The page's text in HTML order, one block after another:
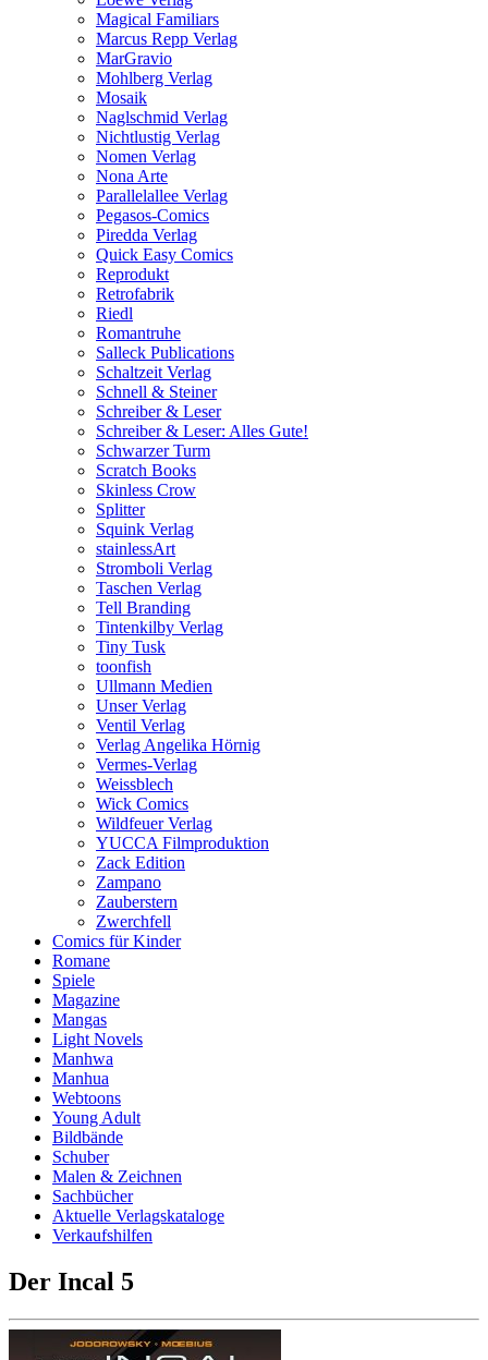
Magical Familiars
Marcus Repp Verlag
MarGravio
Mohlberg Verlag
Mosaik
Naglschmid Verlag
Nichtlustig Verlag
Nomen Verlag
Nona Arte
Parallelallee Verlag
Pegasos-Comics
Piredda Verlag
Quick Easy Comics
Reprodukt
Retrofabrik
Riedl
Romantruhe
Salleck Publications
Schaltzeit Verlag
Schnell & Steiner
Schreiber & Leser
Schreiber & Leser: Alles Gute!
Schwarzer Turm
Scratch Books
Skinless Crow
Splitter
Squink Verlag
stainlessArt
Stromboli Verlag
Taschen Verlag
Tell Branding
Tintenkilby Verlag
Tiny Tusk
toonfish
Ullmann Medien
Unser Verlag
Ventil Verlag
Verlag Angelika Hörnig
Vermes-Verlag
Weissblech
Wick Comics
Wildfeuer Verlag
YUCCA Filmproduktion
Zack Edition
Zampano
Zauberstern
Zwerchfell
Comics für Kinder
Romane
Spiele
Magazine
Mangas
Light Novels
Manhwa
Manhua
Webtoons
Young Adult
Bildbände
Schuber
Malen & Zeichnen
Sachbücher
Aktuelle Verlagskataloge
Verkaufshilfen
Der Incal 5